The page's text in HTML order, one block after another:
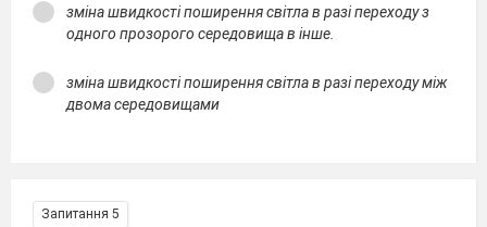
зміна швидкості поширення світла в разі переходу з
одного прозорого середовища в інше.
зміна швидкості поширення світла в разі переходу між
двома середовищами
Запитання 5